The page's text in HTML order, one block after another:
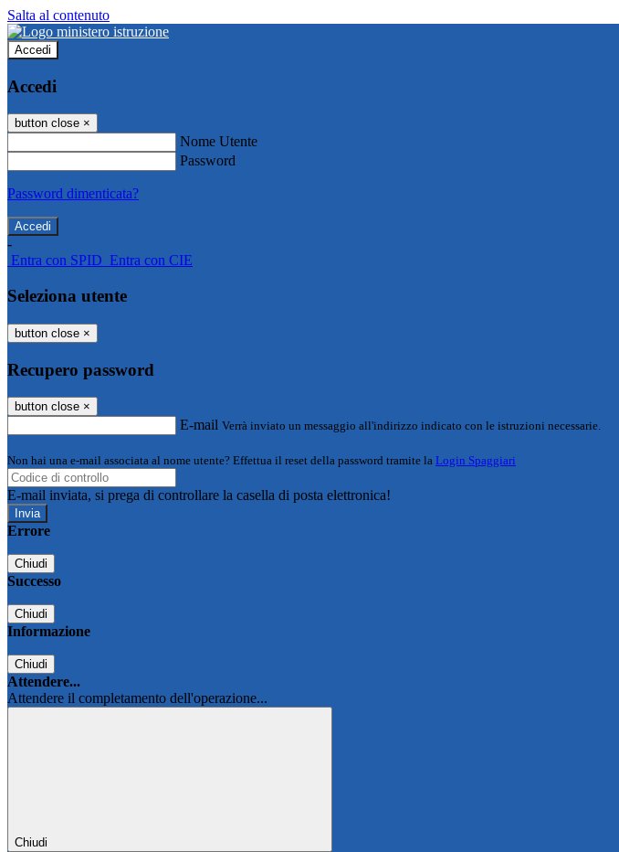
Salta al contenuto
Accedi
Accedi
button close ×
Nome Utente
Password
Password dimenticata?
-
Entra con SPID Entra con CIE
Seleziona utente
button close ×
Recupero password
button close ×
E-mail Verrà inviato un messaggio all'indirizzo indicato con le istruzioni necessarie.
Non hai una e-mail associata al nome utente? Effettua il reset della password tramite la Login Spaggiari
E-mail inviata, si prega di controllare la casella di posta elettronica!
Errore
Chiudi
Successo
Chiudi
Informazione
Chiudi
Attendere...
Attendere il completamento dell'operazione...
Chiudi